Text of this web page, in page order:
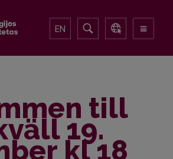
EN
till
19.
kl 18